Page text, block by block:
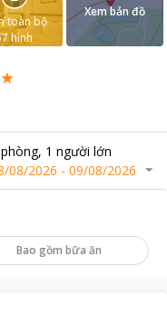
phòng, 1 người lớn
08/2026 - 09/08/2026
toàn bộ
hình
Xem bản đồ
Bao gồm bữa ăn